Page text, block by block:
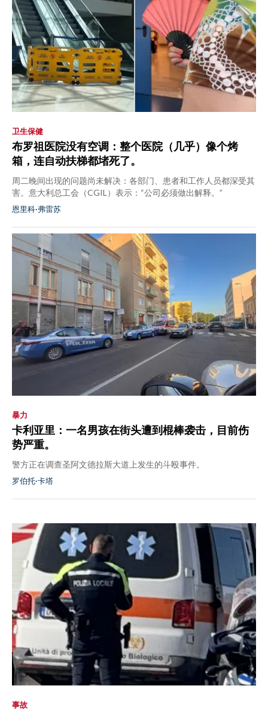
卫生保健
布罗祖医院没有空调：整个医院（几乎）像个烤
箱，连自动扶梯都堵死了。
周二晚间出现的问题尚未解决：各部门、患者和工作人员都深受其
害。意大利总工会（CGIL）表示：“公司必须做出解释。”
恩里科·弗雷苏
暴力
卡利亚里：一名男孩在街头遭到棍棒袭击，目前伤
势严重。
警方正在调查圣阿文德拉斯大道上发生的斗殴事件。
罗伯托·卡塔
事故